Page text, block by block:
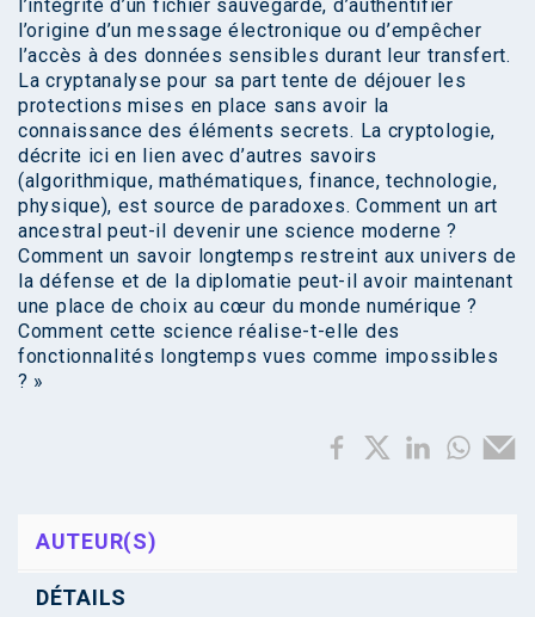
l’intégrité d’un fichier sauvegardé, d’authentifier
l’origine d’un message électronique ou d’empêcher
l’accès à des données sensibles durant leur transfert.
La cryptanalyse pour sa part tente de déjouer les
protections mises en place sans avoir la
connaissance des éléments secrets. La cryptologie,
décrite ici en lien avec d’autres savoirs
(algorithmique, mathématiques, finance, technologie,
physique), est source de paradoxes. Comment un art
ancestral peut-il devenir une science moderne ?
Comment un savoir longtemps restreint aux univers de
la défense et de la diplomatie peut-il avoir maintenant
une place de choix au cœur du monde numérique ?
Comment cette science réalise-t-elle des
fonctionnalités longtemps vues comme impossibles
? »
AUTEUR(S)
DÉTAILS